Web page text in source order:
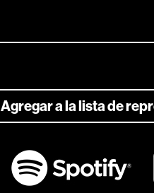
Agregar a la lista de